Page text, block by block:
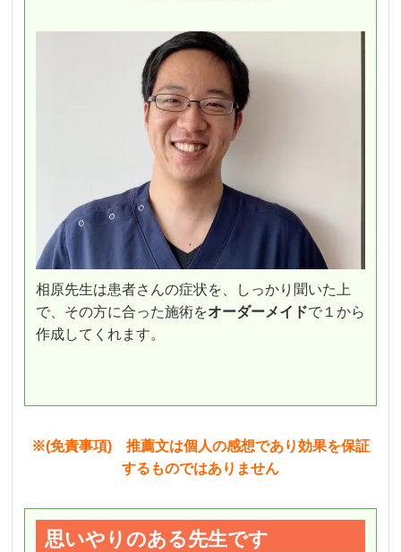
相原先生は患者さんの症状を、しっかり聞いた上
で、その方に合った施術をオーダーメイドで１から
作成してくれます。
※(免責事項) 推薦文は個人の感想であり効果を保証
するものではありません
思いやりのある先生です